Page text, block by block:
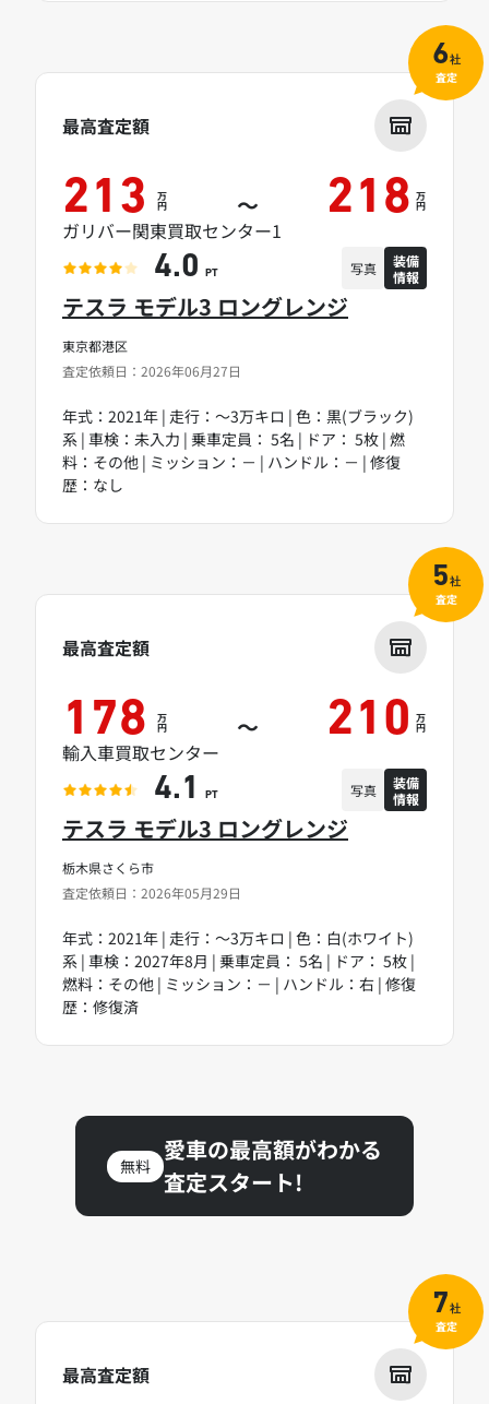
東京都港区
査定依頼日：2026年06月27日
テスラ モデル3 ロングレンジ
年式：2021年 | 走行：～3万キロ | 色：黒(ブラック)
系 | 車検：未入力 | 乗車定員： 5名 | ドア： 5枚 | 燃
料：その他 | ミッション：－ | ハンドル：－ | 修復
歴：なし
最高査定額
213 万
円 ～ 218 万
円
ガリバー関東買取センター1
4.0 PT 写真
装備
情報
6社
査定
栃木県さくら市
査定依頼日：2026年05月29日
テスラ モデル3 ロングレンジ
年式：2021年 | 走行：～3万キロ | 色：白(ホワイト)
系 | 車検：2027年8月 | 乗車定員： 5名 | ドア： 5枚 |
燃料：その他 | ミッション：－ | ハンドル：右 | 修復
歴：修復済
最高査定額
178 万
円 ～ 210 万
円
輸入車買取センター
4.1 PT 写真
装備
情報
5社
査定
無料
愛車の最高額がわかる
査定スタート!
最高査定額
7社
査定